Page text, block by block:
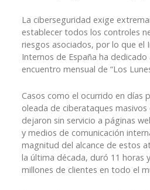
La ciberseguridad exige
establecer todos los controles
riesgos asociados, por lo que
Internos de España ha
encuentro mensual de “Los
Casos como el ocurrido en días
oleada de ciberataques
dejaron sin servicio a páginas
y medios de comunicación
magnitud del alcance de estos
la última década, duró 11 horas
millones de clientes en todo el